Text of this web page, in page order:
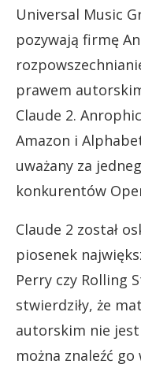
Universal Music
pozywają firmę
prawem
Claude 2.
Amazon i
uważany za
konkurentów
Claude 2 został
piosenek
Perry czy Rolling
stwierdziły, że
autorskim nie
można znaleźć